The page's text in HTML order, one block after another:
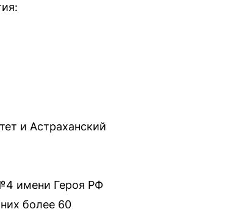
и Астраханский
имени Героя РФ
более 60